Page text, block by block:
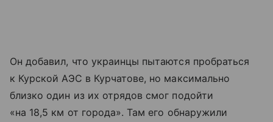
Он добавил, что украинцы пытаются пробраться
к Курской АЭС в Курчатове, но максимально
близко один из их отрядов смог подойти
«на 18,5 км от города». Там его обнаружили